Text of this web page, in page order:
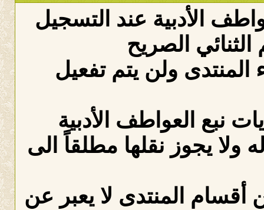
الأدبية عند التسجيل
الصريح
ولن يتم تفعيل
نبع العواطف الأدبية
ولا يجوز نقلها مطلقاً الى
المنتدى لا يعبر عن